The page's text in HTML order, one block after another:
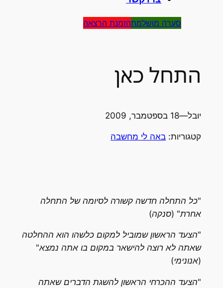
סערה מושלמתהזמנת הרצאה
התחל כאן
יובל—18 בספטמבר, 2009
קטגוריות: באה לי מחשבה
"כל התחלה חדשה קשורה לסיומה של התחלה
אחרת" (סנקה)
"הצעד הראשון שמוביל למקום כלשהו הוא ההחלטה
שאתה לא רוצה להישאר במקום בו אתה נמצא"
(אנונימי)
"הצעד ההכרחי הראשון להשגת הדברים שאתה